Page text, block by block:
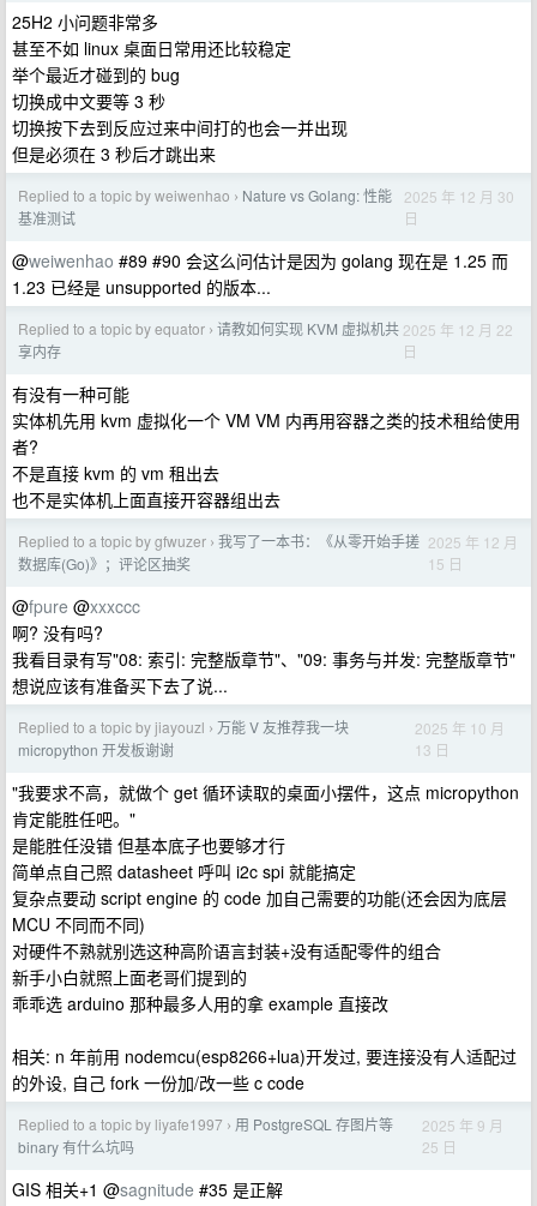
25H2 小问题非常多
甚至不如 linux 桌面日常用还比较稳定
举个最近才碰到的 bug
切换成中文要等 3 秒
切换按下去到反应过来中间打的也会一并出现
但是必须在 3 秒后才跳出来
Replied to a topic by weiwenhao › Nature vs Golang: 性能
基准测试
2025 年 12 月 30
日
@weiwenhao #89 #90 会这么问估计是因为 golang 现在是 1.25 而
1.23 已经是 unsupported 的版本...
Replied to a topic by equator › 请教如何实现 KVM 虚拟机共
享内存
2025 年 12 月 22
日
有没有一种可能
实体机先用 kvm 虚拟化一个 VM VM 内再用容器之类的技术租给使用
者?
不是直接 kvm 的 vm 租出去
也不是实体机上面直接开容器组出去
Replied to a topic by gfwuzer › 我写了一本书：《从零开始手搓
数据库(Go)》；评论区抽奖
2025 年 12 月
15 日
@fpure @xxxccc
啊? 没有吗?
我看目录有写"08: 索引: 完整版章节"、"09: 事务与并发: 完整版章节"
想说应该有准备买下去了说...
Replied to a topic by jiayouzl › 万能 V 友推荐我一块
micropython 开发板谢谢
2025 年 10 月
13 日
"我要求不高，就做个 get 循环读取的桌面小摆件，这点 micropython
肯定能胜任吧。"
是能胜任没错 但基本底子也要够才行
简单点自己照 datasheet 呼叫 i2c spi 就能搞定
复杂点要动 script engine 的 code 加自己需要的功能(还会因为​​底层
MCU 不同而不同)
对硬件不熟就别选这种高阶语言封装+没有适配零件的组合
新手小白就照上面老哥们提到的
乖乖选 arduino 那种最多人用的拿 example 直接改
相关: n 年前用 nodemcu(esp8266+lua)开发过, 要连接没有人适配过
的外设, 自己 fork 一份加/改一些 c code
Replied to a topic by liyafe1997 › 用 PostgreSQL 存图片等
binary 有什么坑吗
2025 年 9 月
25 日
GIS 相关+1 @sagnitude #35 是正解